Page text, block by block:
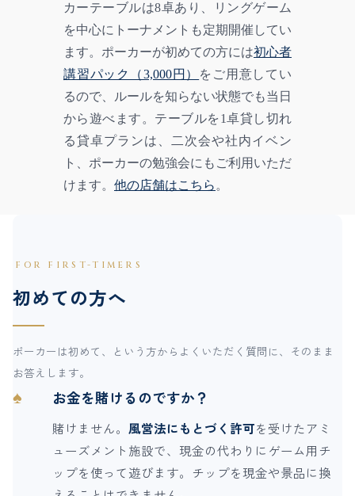
カーテーブルは8卓あり、リングゲーム
を中心にトーナメントも定期開催してい
ます。ポーカーが初めての方には初心者
講習パック（3,000円）
をご用意してい
るので、ルールを知らない状態でも当日
から遊べます。テーブルを1卓貸し切れ
る貸卓プランは、二次会や社内イベン
ト、ポーカーの勉強会にもご利用いただ
けます。 他の店舗はこちら 。
FOR FIRST-TIMERS
初めての方へ
ポーカーは初めて、という方からよくいただく質問に、そのまま
お答えします。
♠ お金を賭けるのですか？
賭けません。 風営法にもとづく許可を受けたアミ
ューズメント施設で、現金の代わりにゲーム用チ
ップを使って遊びます。チップを現金や景品に換